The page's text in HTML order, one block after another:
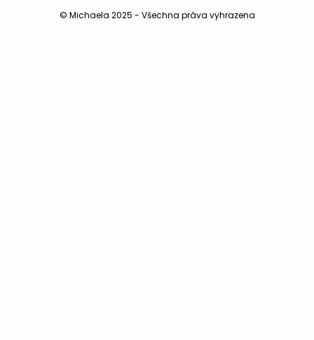
© Michaela 2025 - Všechna práva vyhrazena